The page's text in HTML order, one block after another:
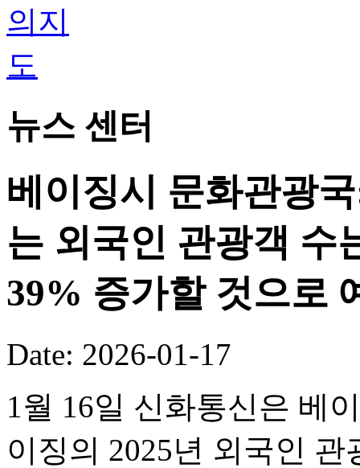
뉴스 센터
베이징시 문화관광
는 외국인 관광객 수
39% 증가할 것으로
Date: 2026-01-17
1월 16일 신화통신은 베
이징의 2025년 외국인